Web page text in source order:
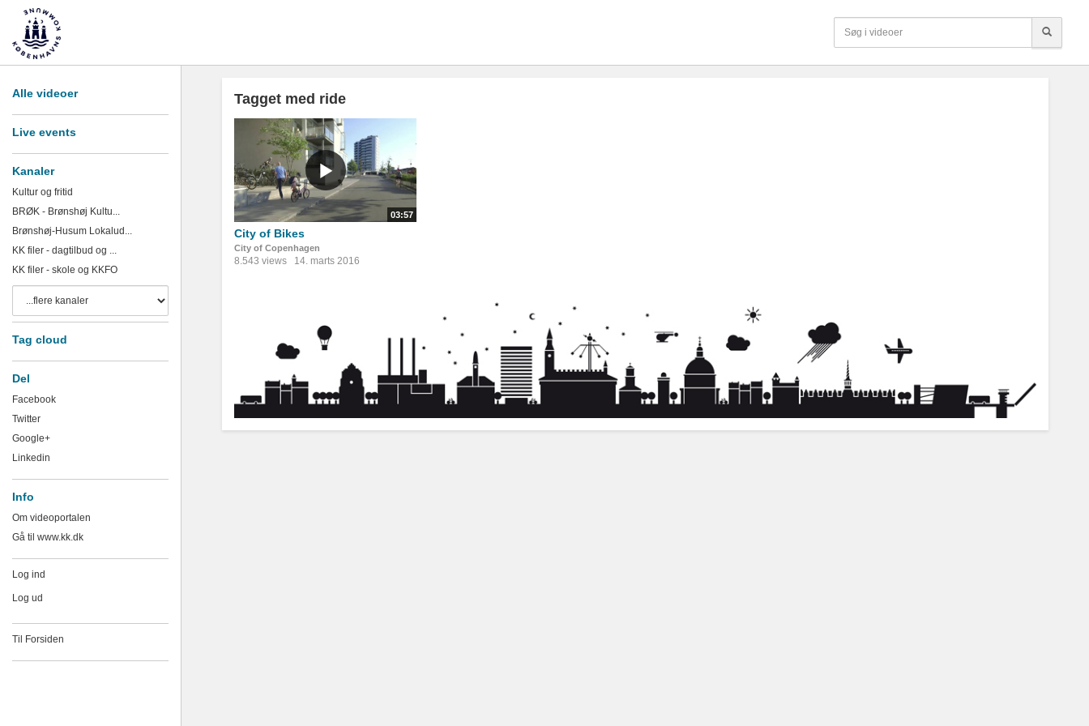
Alle videoer
Live events
Kanaler
Kultur og fritid
BRØK - Brønshøj Kultu...
Brønshøj-Husum Lokalud...
KK filer - dagtilbud og ...
KK filer - skole og KKFO
Tag cloud
Del
Facebook
Twitter
Google+
Linkedin
Info
Om videoportalen
Gå til www.kk.dk
Log ind
Log ud
Til Forsiden
Tagget med ride
03:57
City of Bikes
City of Copenhagen
8.543 views 14. marts 2016